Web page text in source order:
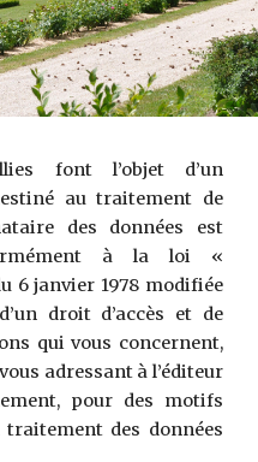
font l’objet d’un
au traitement de
des données est
à la loi «
6 janvier 1978 modifiée
droit d’accès et de
qui vous concernent,
adressant à l’éditeur
pour des motifs
des données